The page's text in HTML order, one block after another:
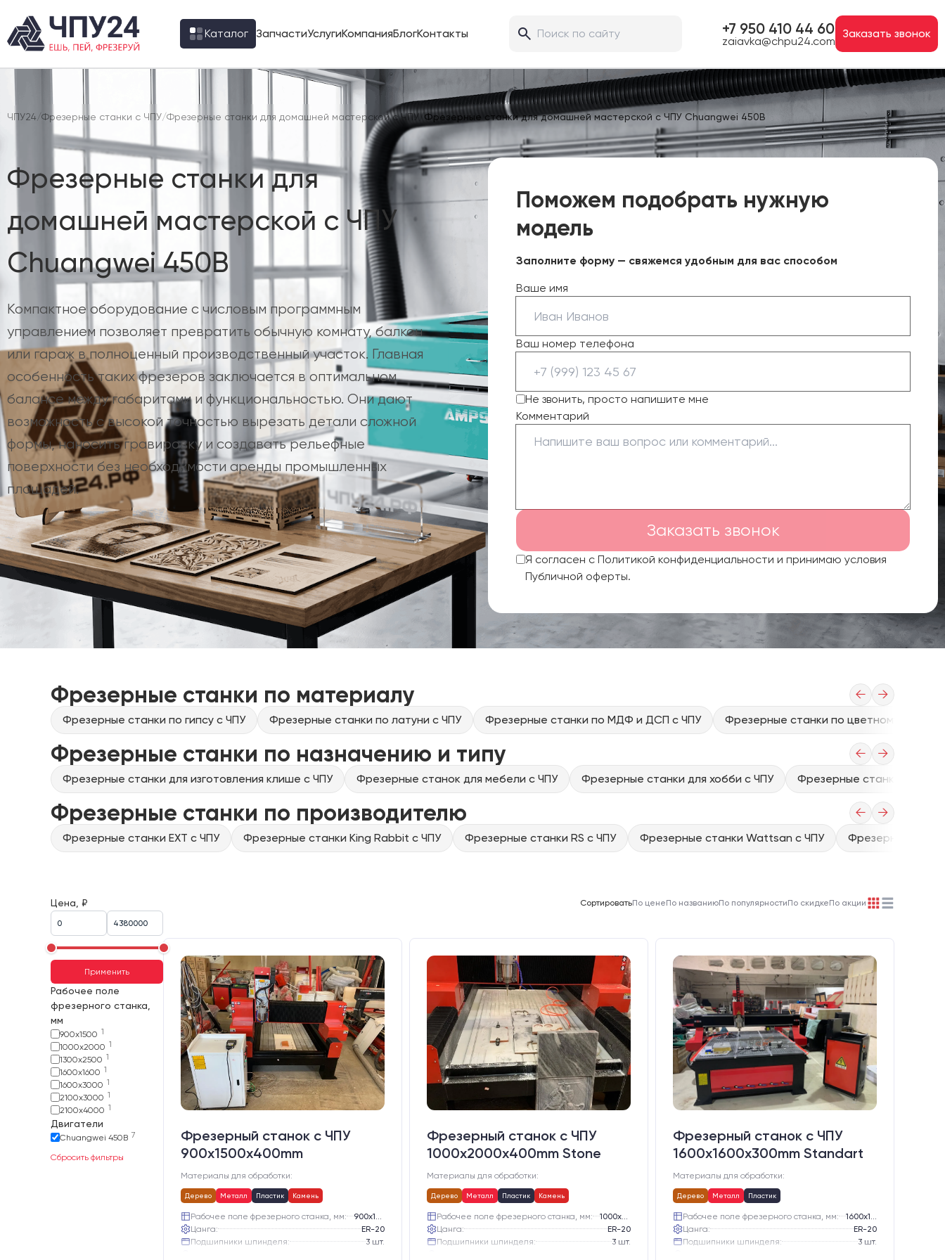
Каталог ЗапчастиУслугиКомпанияБлогКонтакты +7 950 410 44 60
zaiavka@chpu24.com
Заказать звонок
ЧПУ24/Фрезерные станки с ЧПУ/Фрезерные станки для домашней мастерской с ЧПУ/Фрезерные станки для домашней мастерской с ЧПУ Chuangwei 450B
Фрезерные станки для
домашней мастерской с ЧПУ
Chuangwei 450B
Компактное оборудование с числовым программным
управлением позволяет превратить обычную комнату, балкон
или гараж в полноценный производственный участок. Главная
особенность таких фрезеров заключается в оптимальном
балансе между габаритами и функциональностью. Они дают
возможность с высокой точностью вырезать детали сложной
формы, наносить гравировку и создавать рельефные
поверхности без необходимости аренды промышленных
площадей.
Поможем подобрать нужную
модель
Заполните форму — свяжемся удобным для вас способом
Ваше имя
Ваш номер телефона
Не звонить, просто напишите мне
Комментарий
Заказать звонок
Я согласен с Политикой конфиденциальности и принимаю условия
Публичной оферты.
Фрезерные станки по материалу ← →
Фрезерные станки по гипсу с ЧПУ Фрезерные станки по латуни с ЧПУ Фрезерные станки по МДФ и ДСП с ЧПУ Фрезерные станки по цветному
Фрезерные станки по назначению и типу ← →
Фрезерные станки для изготовления клише с ЧПУ Фрезерные станок для мебели с ЧПУ Фрезерные станки для хобби с ЧПУ Фрезерные станки 3d с
Фрезерные станки по производителю ← →
Фрезерные станки EXT с ЧПУ Фрезерные станки King Rabbit с ЧПУ Фрезерные станки RS с ЧПУ Фрезерные станки Wattsan с ЧПУ Фрезерные
Цена, ₽
Применить
Рабочее поле
фрезерного станка,
мм
900х1500 1
1000х2000 1
1300х2500 1
1600х1600 1
1600х3000 1
2100х3000 1
2100х4000 1
Двигатели
Chuangwei 450B 7
Сбросить фильтры
СортироватьПо ценеПо названиюПо популярностиПо скидкеПо акции
Фрезерный станок с ЧПУ
900x1500x400mm
Материалы для обработки:
Дерево Металл Пластик Камень
Рабочее поле фрезерного станка, мм:
Цанга:
ER-20
Подшипники шпинделя:
3 шт.
Фрезерный станок с ЧПУ
1000x2000х400mm Stone
Материалы для обработки:
Дерево Металл Пластик Камень
Рабочее поле фрезерного станка, мм:
Цанга:
ER-20
Подшипники шпинделя:
3 шт.
Фрезерный станок с ЧПУ
1600x1600x300mm Standart
Материалы для обработки:
Дерево Металл Пластик
Рабочее поле фрезерного станка, мм:
Цанга:
ER-20
Подшипники шпинделя:
3 шт.